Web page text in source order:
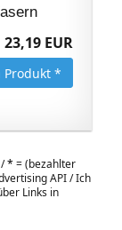
23,19 EUR
Produkt *
/* = (bezahlter
API / Ich
Links in